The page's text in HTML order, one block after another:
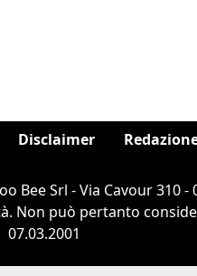
Disclaimer
Srl - Via Cavour 310 -
Non può pertanto
07.03.2001